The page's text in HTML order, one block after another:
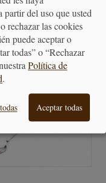
del uso que usted
rechazar las cookies
puede aceptar o
todas” o “Rechazar
Política de
.
Aceptar todas